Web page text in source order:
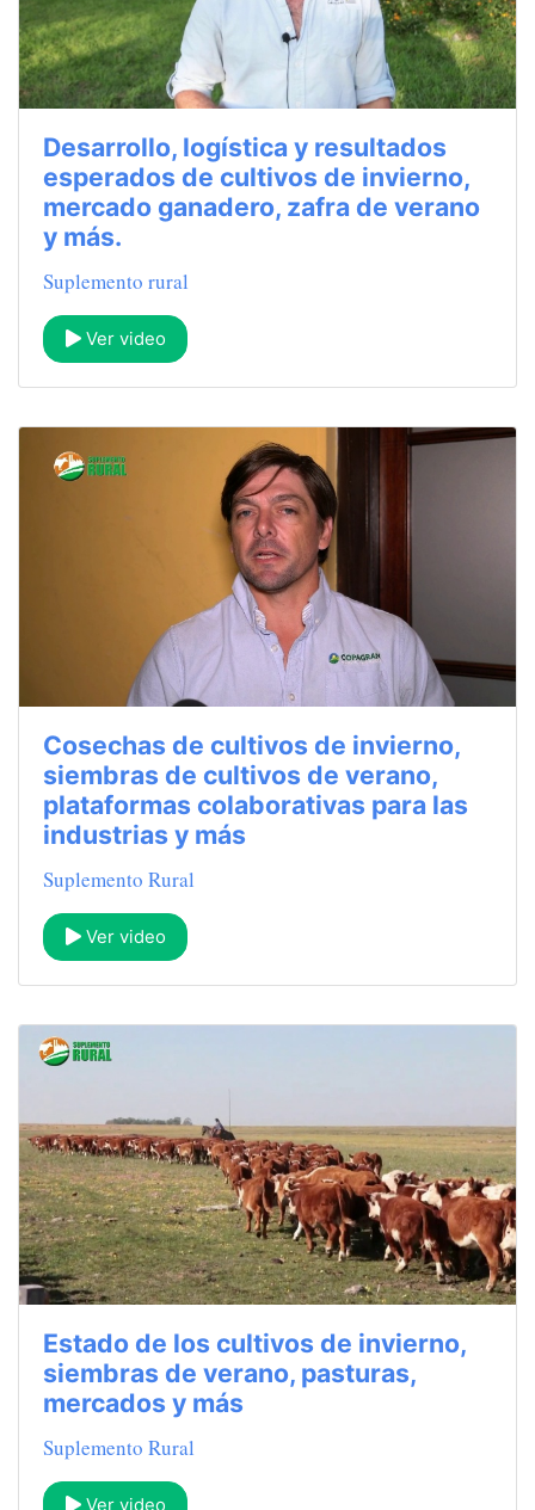
Desarrollo, logística y resultados
esperados de cultivos de invierno,
mercado ganadero, zafra de verano
y más.
Suplemento rural
Ver video
Cosechas de cultivos de invierno,
siembras de cultivos de verano,
plataformas colaborativas para las
industrias y más
Suplemento Rural
Ver video
Estado de los cultivos de invierno,
siembras de verano, pasturas,
mercados y más
Suplemento Rural
Ver video